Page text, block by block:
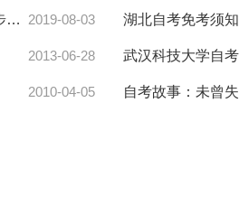
2019武汉科技大学自考本科网上报名步骤须知 2019-08-03 湖北自考免考须知
2013-06-28
2010-04-05